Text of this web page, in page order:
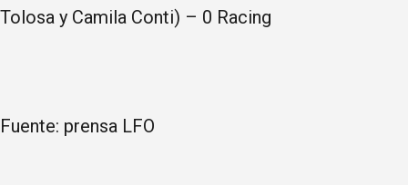
Tolosa y Camila Conti) – 0 Racing
Fuente: prensa LFO